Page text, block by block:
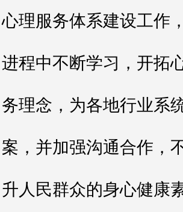
心理服务体系建设工作
进程中不断学习，开拓
务理念，为各地行业系
案，并加强沟通合作，
升人民群众的身心健康